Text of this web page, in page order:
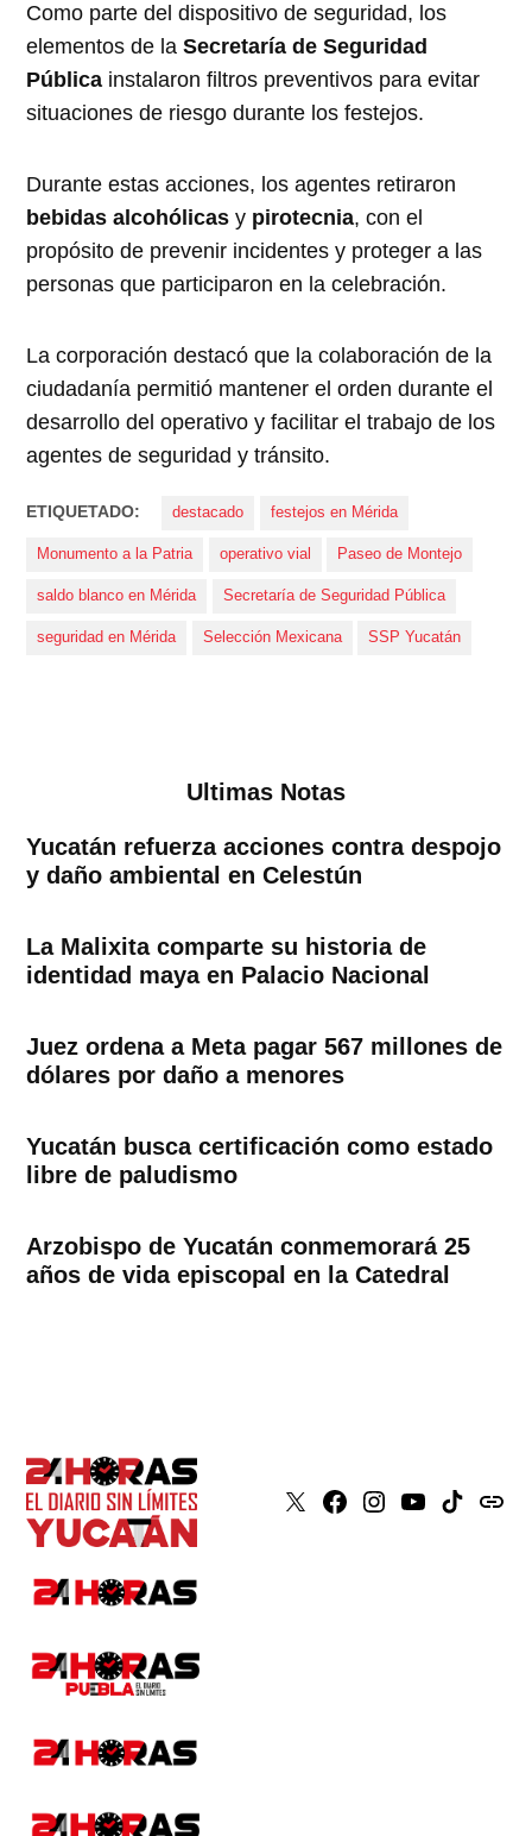
Como parte del dispositivo de seguridad, los
elementos de laSecretaría de Seguridad
Pública instalaron filtros preventivos para evitar
situaciones de riesgo durante los festejos.
Durante estas acciones, los agentes retiraron
bebidas alcohólicas y pirotecnia, con el
propósito de prevenir incidentes y proteger a las
personas que participaron en la celebración.
La corporación destacó que la colaboración de la
ciudadanía permitió mantener el orden durante el
desarrollo del operativo y facilitar el trabajo de los
agentes de seguridad y tránsito.
ETIQUETADO: destacado festejos en Mérida
Monumento a la Patria operativo vial Paseo de Montejo
saldo blanco en Mérida Secretaría de Seguridad Pública
seguridad en Mérida Selección Mexicana SSP Yucatán
Ultimas Notas
Yucatán refuerza acciones contra despojo
y daño ambiental en Celestún
La Malixita comparte su historia de
identidad maya en Palacio Nacional
Juez ordena a Meta pagar 567 millones de
dólares por daño a menores
Yucatán busca certificación como estado
libre de paludismo
Arzobispo de Yucatán conmemorará 25
años de vida episcopal en la Catedral
X Faceboook
Instagram
YoutubeTiktokissuu